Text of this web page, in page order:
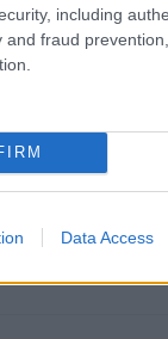
including
and fraud
Data Access
segíti a
(X)
#chrome